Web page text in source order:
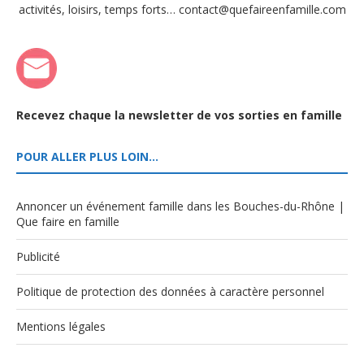
activités, loisirs, temps forts… contact@quefaireenfamille.com
Recevez chaque la newsletter de vos sorties en famille
POUR ALLER PLUS LOIN…
Annoncer un événement famille dans les Bouches-du-Rhône |
Que faire en famille
Publicité
Politique de protection des données à caractère personnel
Mentions légales